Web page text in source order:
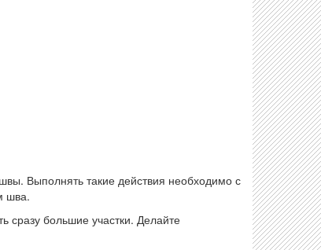
Выполнять такие действия необходимо с
шва.
сразу большие участки. Делайте